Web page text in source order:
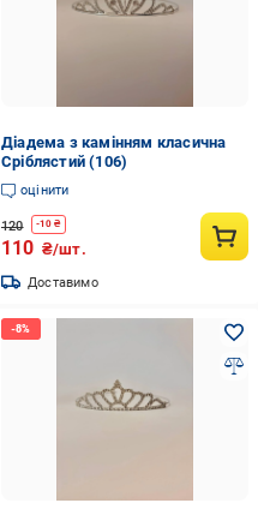
Діадема з камінням класична
Сріблястий (106)
оцінити
120 -10 ₴
110 ₴/шт.
Доставимо